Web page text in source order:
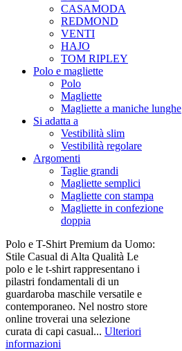
CASAMODA
REDMOND
VENTI
HAJO
TOM RIPLEY
Polo e magliette
Polo
Magliette
Magliette a maniche lunghe
Si adatta a
Vestibilità slim
Vestibilità regolare
Argomenti
Taglie grandi
Magliette semplici
Magliette con stampa
Magliette in confezione
doppia
Polo e T-Shirt Premium da Uomo:
Stile Casual di Alta Qualità Le
polo e le t-shirt rappresentano i
pilastri fondamentali di un
guardaroba maschile versatile e
contemporaneo. Nel nostro store
online troverai una selezione
curata di capi casual... Ulteriori
informazioni